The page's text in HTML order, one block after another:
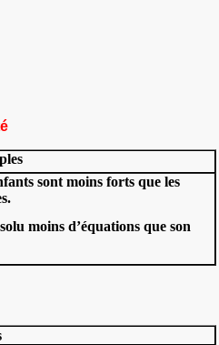
sont moinsforts que les
moinsd’équations queson